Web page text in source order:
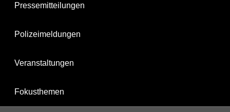
Pressemitteilungen
Polizeimeldungen
Veranstaltungen
Fokusthemen